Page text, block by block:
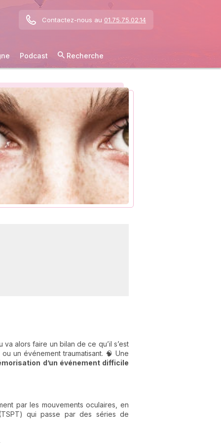
Contactez-nous au 01.75.75.02.14
Podcast Recherche
alors faire un bilan de ce qu’il s’est
ou un événement traumatisant. 🧠 Une
d’un événement difficile
par les mouvements oculaires, en
qui passe par des séries de